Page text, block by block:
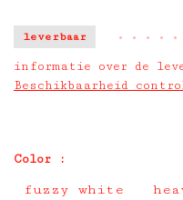
leverbaar • • • • •
informatie over de
Beschikbaarheid
Color :
fuzzy white